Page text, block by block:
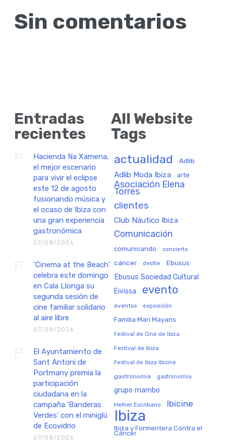
Sin comentarios
Entradas
recientes
Hacienda Na Xamena,
el mejor escenario
para vivir el eclipse
este 12 de agosto
fusionando música y
el ocaso de Ibiza con
una gran experiencia
gastronómica
07/08/2026
‘Cinema at the Beach’
celebra este domingo
en Cala Llonga su
segunda sesión de
cine familiar solidario
al aire libre
07/08/2026
El Ayuntamiento de
Sant Antoni de
Portmany premia la
participación
ciudadana en la
campaña 'Banderas
Verdes' con el miniglú
de Ecovidrio
07/08/2026
All Website
Tags
actualidad Adlib
Adlib Moda Ibiza arte
Asociación Elena
Torres
clientes
Club Náutico Ibiza
Comunicación
comunicando concierto
cáncer desfile Ebusus
Ebusus Sociedad Cultural
Eivissa evento
eventos exposición
Familia Marí Mayans
Festival de Cine de Ibiza
Festival de Ibiza
Festival de Ibiza Ibicine
gastronomia gastronomía
grupo mambo
Helher Escribano Ibicine
Ibiza
Ibiza y Formentera Contra el
Cáncer